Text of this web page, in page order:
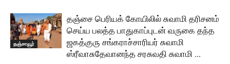
தஞ்சாவூர்
தஞ்சை பெரியக் கோயிலில் சுவாமி தரிசனம்
செய்ய பலத்த பாதுகாப்புடன் வருகை தந்த
ஜகத்குரு சங்கராச்சாரியர் சுவாமி
ஸ்ரீவாசுதேவானந்த சரசுவதி சுவாமி …